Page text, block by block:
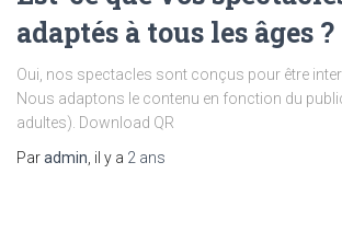
adaptés à tous les âges ?
Oui, nos spectacles sont conçus pour être
Nous adaptons le contenu en fonction du
adultes). Download QR
Paradmin , il y a 2 ans